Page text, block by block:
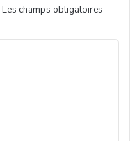
Les champs obligatoires